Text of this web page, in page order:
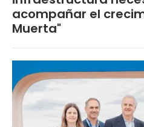
acompañar el
Muerta"